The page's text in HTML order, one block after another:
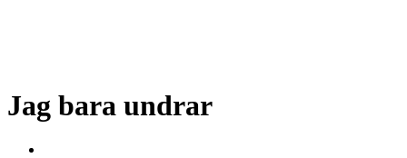
Jag bara undrar